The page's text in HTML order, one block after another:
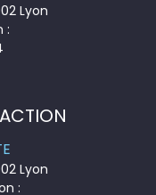
Lyon
:
Lyon
: